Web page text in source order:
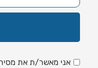
אני מאשר/ת את